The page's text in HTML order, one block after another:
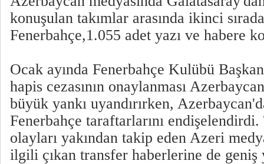
konuşulan takımlar arasında ikinci
Fenerbahçe,1.055 adet yazı ve habere
Ocak ayında Fenerbahçe Kulübü
hapis cezasının onaylanması
büyük yankı uyandırırken,
Fenerbahçe taraftarlarını
olayları yakından takip eden Azeri
ilgili çıkan transfer haberlerine de geniş